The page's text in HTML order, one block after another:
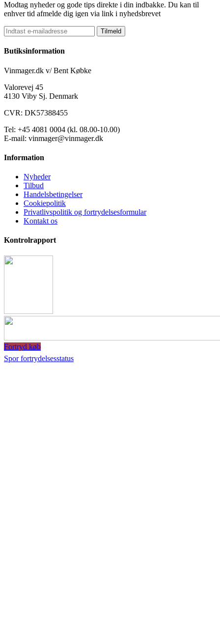
Modtag nyheder og gode tips direkte i din indbakke. Du kan til
enhver tid afmelde dig igen via link i nyhedsbrevet
Tilmeld
Butiksinformation
Vinmager.dk v/ Bent Købke
Valorevej 45
4130 Viby Sj. Denmark
CVR: DK57388455
Tel: +45 4081 0004 (kl. 08.00-10.00)
E-mail: vinmager@vinmager.dk
Information
Nyheder
Tilbud
Handelsbetingelser
Cookiepolitik
Privatlivspolitik og fortrydelsesformular
Kontakt os
Kontrolrapport
Fortryd køb
Spor fortrydelsesstatus